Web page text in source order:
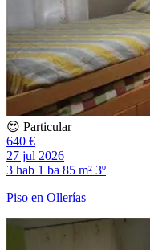
😍 Particular
640 €
27 jul 2026
3 hab 1 ba 85 m² 3º
Piso en Ollerías